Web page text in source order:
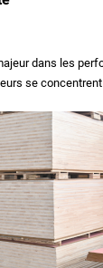
dans les
se concentrent
et la durabilité à